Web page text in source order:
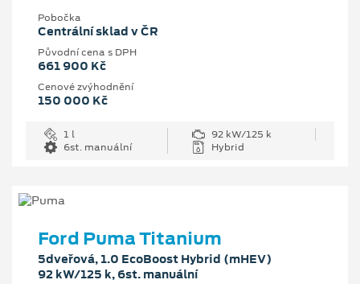
Pobočka
Centrální sklad v ČR
Původní cena s DPH
661 900 Kč
Cenové zvýhodnění
150 000 Kč
1 l
92 kW/125 k
6st. manuální
Hybrid
Ford Puma Titanium
5dveřová, 1.0 EcoBoost Hybrid (mHEV)
92 kW/125 k, 6st. manuální